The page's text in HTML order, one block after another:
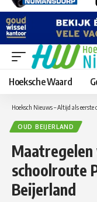
Hoeksche Waard
Hoeksch Nieuws – Altijd als eerste
OUD BEIJERLAND
schoolroute
Beijerland